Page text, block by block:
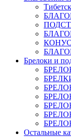
Брелоки и
Остальные